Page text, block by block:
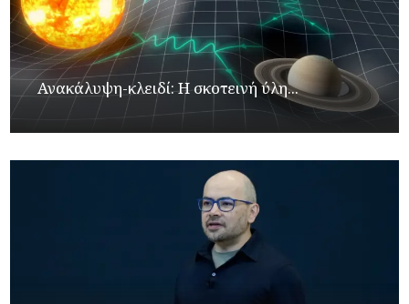
Ανακάλυψη-κλειδί: Η σκοτεινή ύλη...